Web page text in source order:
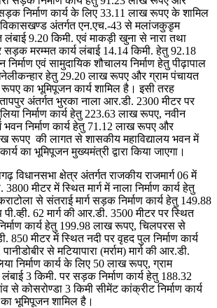
निर्माण कार्य के लिए 33.11 लाख रूपए के शामिल
अंतर्गत एन.एच.-43 से मलांजकुडृम
9.20 किमी. एवं माकड़ी खुना से नारा तथा
सड़क मरम्मत कार्य लंबाई 14.14 किमी. हेतु 92.18
एवं सामुदायिक शौचालय निर्माण हेतु पीढ़ापाल
हेतु 29.20 लाख रूपए और ग्राम पंचायत
का भूमिपूजन कार्य शामिल है। इसी तरह
अंतर्गत भुरका नाला आर.डी. 2300 मीटर पर
निर्माण कार्य हेतु 223.63 लाख रूपए, नवीन
भवन निर्माण कार्य हेतु 71.12 लाख रूपए और
रूपए की लागत से शासकीय महाविद्यालय भवन में
का भूमिपूजन मुख्यमंत्री द्वारा किया जाएगा।
क्षेत्र अंतर्गत राजकीय राजमार्ग 06 में
मीटर में स्थित मार्ग में नाला निर्माण कार्य हेतु
से संतराई मार्ग सड़क निर्माण कार्य हेतु 149.88
62 मार्ग की आर.डी. 3500 मीटर पर स्थित
कार्य हेतु 199.98 लाख रूपए, चिलपरस से
850 मीटर में स्थित नदी पर वृहद पुल निर्माण कार्य
से मटियापारा (मर्राम) मार्ग की आर.डी.
निर्माण कार्य के लिए 50 लाख रूपए, ग्राम
3 किमी. पर सड़क निर्माण कार्य हेतु 188.32
से कोसरोण्डा 3 किमी सीमेंट कांक्रीट निर्माण कार्य
भूमिपूजन शामिल है।